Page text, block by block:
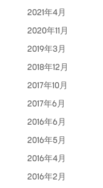
2021年4月
2020年11月
2019年3月
2018年12月
2017年10月
2017年6月
2016年6月
2016年5月
2016年4月
2016年2月